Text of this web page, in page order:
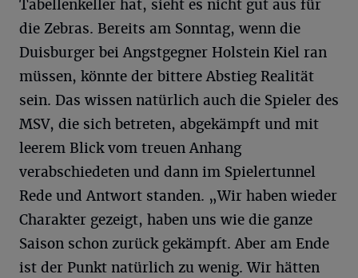
Tabellenkeller hat, sieht es nicht gut aus für
die Zebras. Bereits am Sonntag, wenn die
Duisburger bei Angstgegner Holstein Kiel ran
müssen, könnte der bittere Abstieg Realität
sein. Das wissen natürlich auch die Spieler des
MSV, die sich betreten, abgekämpft und mit
leerem Blick vom treuen Anhang
verabschiedeten und dann im Spielertunnel
Rede und Antwort standen. „Wir haben wieder
Charakter gezeigt, haben uns wie die ganze
Saison schon zurück gekämpft. Aber am Ende
ist der Punkt natürlich zu wenig. Wir hätten